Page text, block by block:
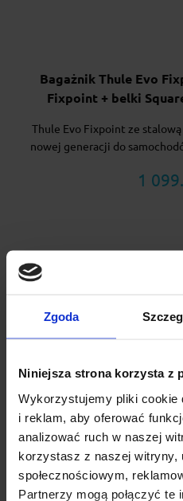
Zgoda
Niniejsza strona korzysta z
Wykorzystujemy pliki cookie
i reklam, aby oferować
analizować ruch w naszej
korzystasz z naszej witryny,
społecznościowym,
Partnerzy mogą połączyć te
Bagażnik Thule Evo
Fixpoint + belki
Thule Evo Fixpoint ze
nowej generacji do
1
Bagażnik dachowy Airo
936-